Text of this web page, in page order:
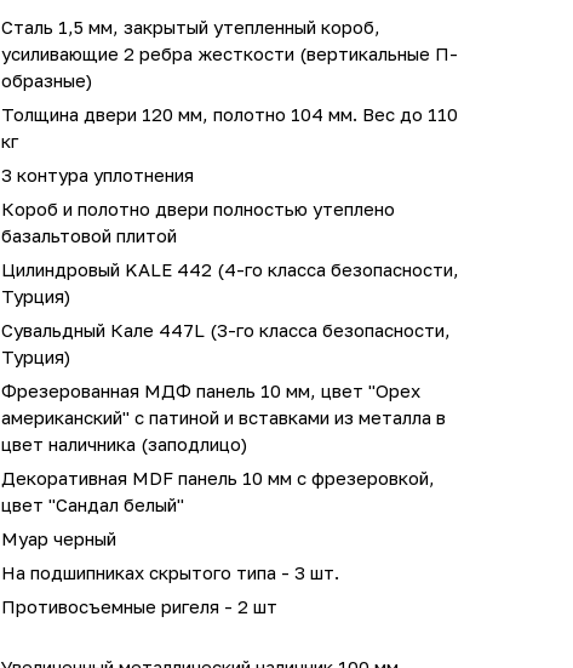
Сталь 1,5 мм, закрытый утепленный короб,
усиливающие 2 ребра жесткости (вертикальные П-
образные)
Толщина двери 120 мм, полотно 104 мм. Вес до 110
кг
3 контура уплотнения
Короб и полотно двери полностью утеплено
базальтовой плитой
Цилиндровый KALE 442 (4-го класса безопасности,
Турция)
Сувальдный Кале 447L (3-го класса безопасности,
Турция)
Фрезерованная МДФ панель 10 мм, цвет "Орех
американский" с патиной и вставками из металла в
цвет наличника (заподлицо)
Декоративная MDF панель 10 мм с фрезеровкой,
цвет "Сандал белый"
Муар черный
На подшипниках скрытого типа - 3 шт.
Противосъемные ригеля - 2 шт